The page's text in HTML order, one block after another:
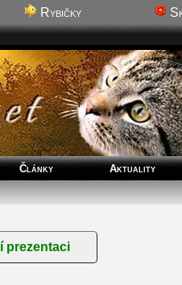
Rybičky
Články Aktuality